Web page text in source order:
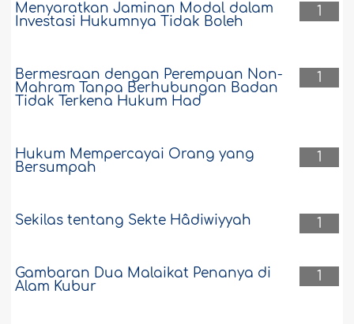
1
Menyaratkan Jaminan Modal dalam
Investasi Hukumnya Tidak Boleh
1
Bermesraan dengan Perempuan Non-
Mahram Tanpa Berhubungan Badan
Tidak Terkena Hukum Had
1
Hukum Mempercayai Orang yang
Bersumpah
1
Sekilas tentang Sekte Hâdiwiyyah
1
Gambaran Dua Malaikat Penanya di
Alam Kubur